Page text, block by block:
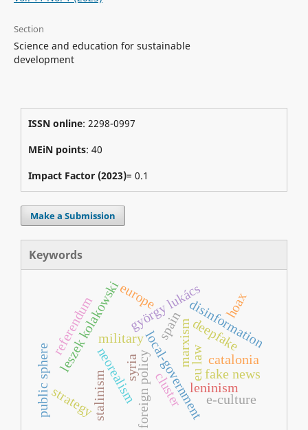
Section
Science and education for sustainable
development
ISSN online: 2298-0997
MEiN points: 40
Impact Factor (2023)= 0.1
Make a Submission
Keywords
local-government
military
foreign policy
syria
neorealism
györgy lukács
stalinism
marxism
leninism
leszek kolakowski
cluster
eu law
deepfake
disinformation
fake news
hoax
strategy
europe
public sphere e-culture
spain
catalonia
referendum